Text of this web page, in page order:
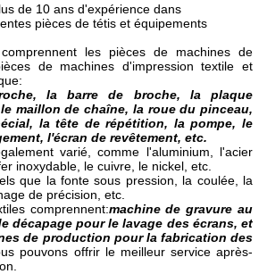
de 10 ans d'expérience dans
pièces de tétis et équipements
les pièces de machines de
de machines d'impression textile et
la barre de broche, la plaque
maillon de chaîne, la roue du pinceau,
la tête de répétition, la pompe, le
l'écran de revêtement, etc.
varié, comme l'aluminium, l'acier
inoxydable, le cuivre, le nickel, etc.
que la fonte sous pression, la coulée, la
de précision, etc.
comprennent:machine de gravure au
décapage pour le lavage des écrans, et
de production pour la fabrication des
pouvons offrir le meilleur service après-